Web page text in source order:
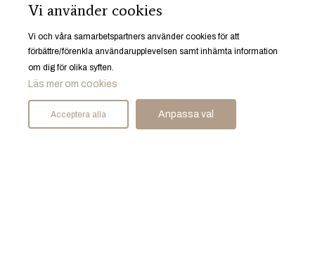
Spekulantregister
Karriär
Vi använder cookies
Vi och våra samarbetspartners använder cookies för att
förbättre/förenkla användarupplevelsen samt inhämta information
om dig för olika syften.
Läs mer om cookies
Acceptera alla Anpassa val